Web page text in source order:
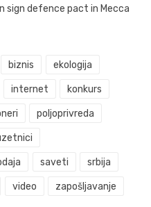
sign defence pact in Mecca
biznis ekologija
internet konkurs
poljoprivreda
saveti srbija
video zapošljavanje